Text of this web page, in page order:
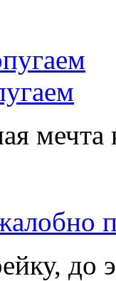
до